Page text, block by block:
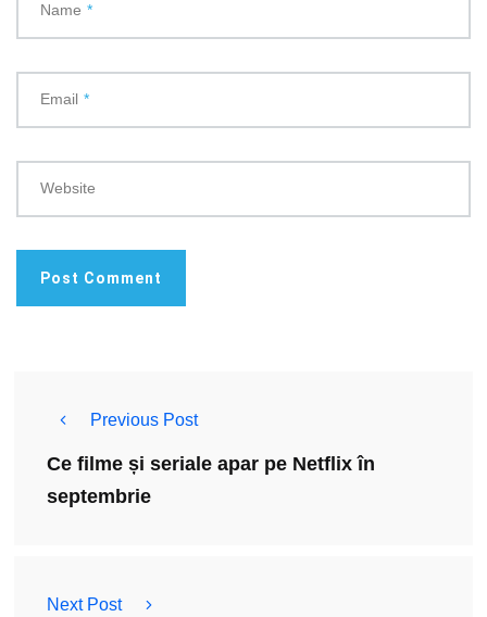
Name *
Email *
Website
Previous Post
Ce filme și seriale apar pe Netflix în
septembrie
Next Post